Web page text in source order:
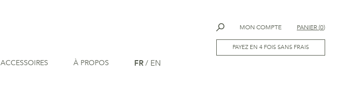
MON COMPTE PANIER(0)
PAYEZ EN 4 FOIS SANS FRAIS
ACCESSOIRES À PROPOS FR / EN